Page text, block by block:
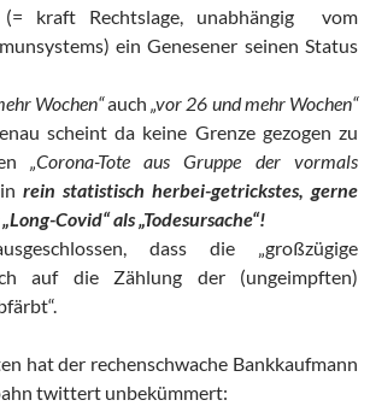
kraft Rechtslage, unabhängig vom
ein Genesener seinen Status
Wochen“auch„vor 26 und mehr Wochen“
scheint da keine Grenze gezogen zu
„Corona-Tote aus Gruppe der vormals
rein statistisch herbei-getrickstes, gerne
Covid“ als „Todesursache“!
dass die „großzügige
auf die Zählung der (ungeimpften)
hat der rechenschwache Bankkaufmann
twittert unbekümmert: